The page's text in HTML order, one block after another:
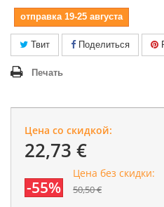
отправка 19-25 августа
Твит Поделиться
Печать
Цена со скидкой:
22,73 €
-55%
Цена без скидки:
50,50 €